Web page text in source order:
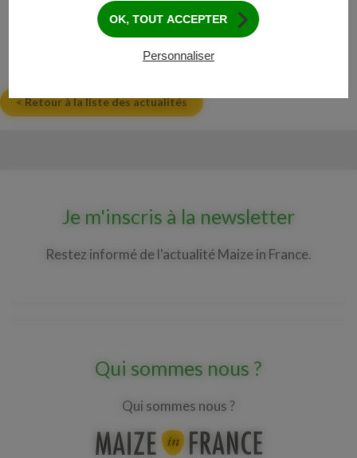
Veranstalters konnte die Messe 120 000 Besucher
< Retour à la liste des actualités
Je m'inscris à la newsletter
Restez informé de l'actualité Maize in France.
Qui sommes nous ?
Qui sommes nous ?
OK, TOUT ACCEPTER
Personnaliser